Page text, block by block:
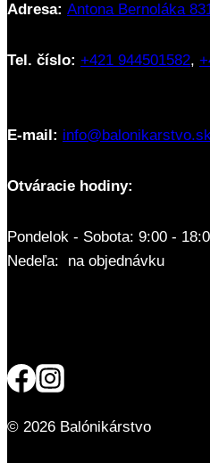
Adresa: Antona Bernoláka
Tel. číslo: +421 944501582,
E-mail:
Otváracie hodiny:
Pondelok - Sobota: 9:00 -
Nedeľa: na objednávku
© 2026 Balónikárstvo